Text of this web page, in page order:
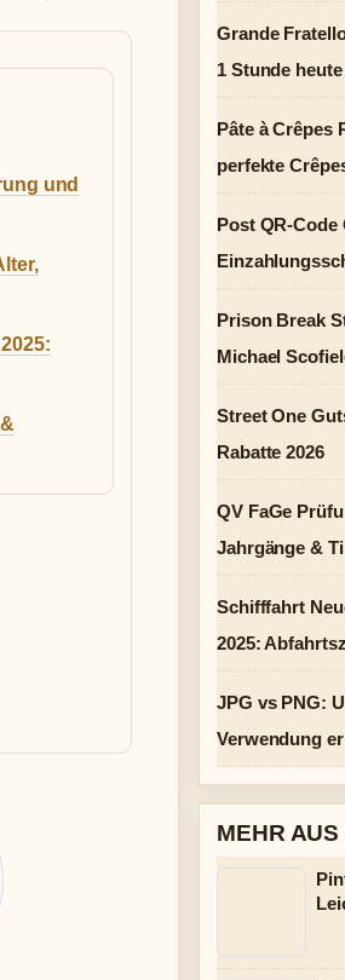
und
Grande
1 Stunde heute
Pâte à Crêpes
perfekte
Post QR-Code
Prison Break
Michael
Street One
Rabatte 2026
QV FaGe
Jahrgänge &
Schifffahrt
2025:
JPG vs PNG:
Verwendung
MEHR